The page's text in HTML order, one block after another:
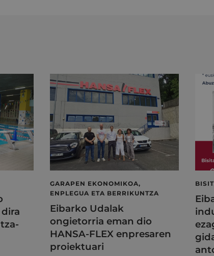
GARAPEN EKONOMIKOA,
ENPLEGUA ETA BERRIKUNTZA
Eibarko Udalak
ongietorria eman dio
HANSA-FLEX enpresaren
proiektuari